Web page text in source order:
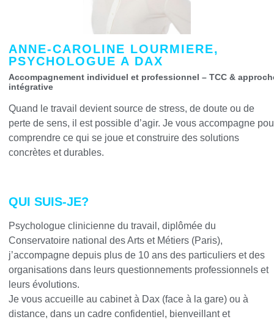
ANNE-CAROLINE LOURMIERE,
PSYCHOLOGUE A DAX
Accompagnement individuel et professionnel – TCC &
intégrative
Quand le travail devient source de stress, de doute ou de
perte de sens, il est possible d’agir. Je vous accompagne
comprendre ce qui se joue et construire des solutions
concrètes et durables.
QUI SUIS-JE?
Psychologue clinicienne du travail, diplômée du
Conservatoire national des Arts et Métiers (Paris),
j’accompagne depuis plus de 10 ans des particuliers et des
organisations dans leurs questionnements professionnels et
leurs évolutions.
Je vous accueille au cabinet à Dax (face à la gare) ou à
distance, dans un cadre confidentiel, bienveillant et